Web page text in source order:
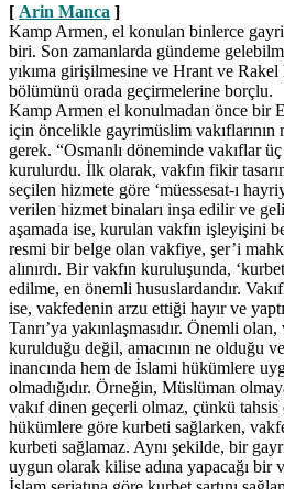
[ Arin Manca ]
Kamp Armen, el konulan binlerce
biri. Son zamanlarda gündeme
yıkıma girişilmesine ve Hrant ve
bölümünü orada geçirmelerine borçlu.
Kamp Armen el konulmadan önce bir
için öncelikle gayrimüslim
gerek. “Osmanlı döneminde vakıflar
kurulurdu. İlk olarak, vakfın fikir
seçilen hizmete göre ‘müessesat-ı
verilen hizmet binaları inşa edilir ve
aşamada ise, kurulan vakfın işleyişini
resmi bir belge olan vakfiye, şer’i
alınırdı. Bir vakfın kuruluşunda,
edilme, en önemli hususlardandır.
ise, vakfedenin arzu ettiği hayır ve
Tanrı’ya yakınlaşmasıdır. Önemli
kurulduğu değil, amacının ne olduğu
inancında hem de İslami hükümlere
olmadığıdır. Örneğin, Müslüman
vakıf dinen geçerli olmaz, çünkü
hükümlere göre kurbeti sağlarken,
kurbeti sağlamaz. Aynı şekilde, bir
uygun olarak kilise adına yapacağı bir